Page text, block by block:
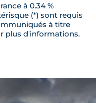
à 0.34 %
(*) sont requis
à titre
plus d'informations.